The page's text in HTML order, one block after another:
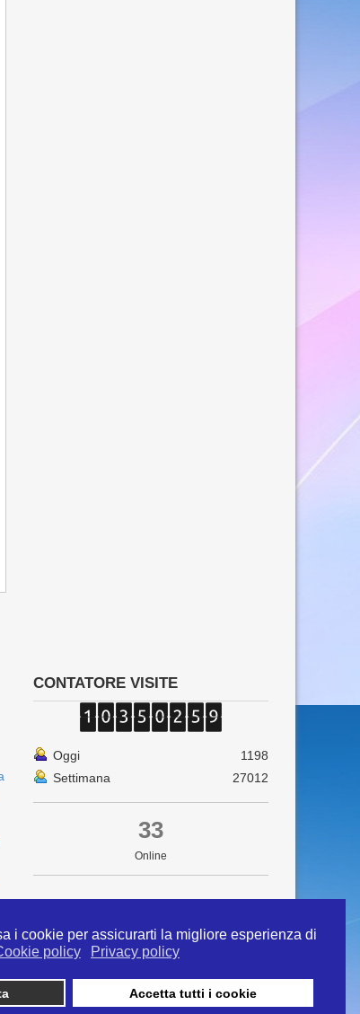
i cookie per assicurarti la migliore esperienza di
policy Privacy policy
Accetta tutti i cookie
CONTATORE VISITE
Oggi
1198
Settimana
27012
33
Online
tel. 331/9584817 . Il